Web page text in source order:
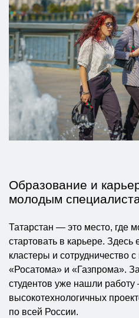
Образование и
молодым
Татарстан — это место, где
стартовать в карьере. Здесь
кластеры и сотрудничество
«Росатома» и «Газпрома».
студентов уже нашли
высокотехнологичных
по всей России.